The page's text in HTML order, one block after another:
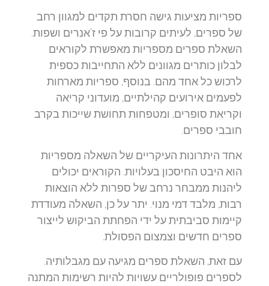
ספריות מציעות גישה חסרת תקדים למגוון רחב
של ספרים, לעיתים קרובות על פי ז'אנרים ושפות.
השאלת ספרים מספריות מאפשרת לקוראים
לבלון כותרים מגוונים ללא התחייבות כספית
לרכוש כל אחד מהם. בנוסף, ספריות מארחות
לפעמים אירועים קהילתיים, מועדוני קריאה
וקריאת סופרים, ומטפחות תחושת שייכות בקרב
חובבי ספרים.
אחד היתרונות העיקריים של השאלה מספריות
הוא היבט החיסכון בעלויות. הקוראים יכולים
ליהנות ממבחר נרחב של ספרות ללא הוצאות
רבות, מלבד דמי מנוי. יתר על כן, השאלה מעודדת
קיימות סביבתית על ידי הפחתת הביקוש לייצור
ספרים חדשים וצמצום הפסולת.
עם זאת, השאלת ספרים מגיעה עם מגבלותיה.
לספרים פופולריים עשויות להיות רשימות המתנה